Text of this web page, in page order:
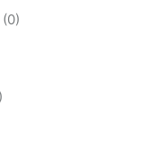
(0)